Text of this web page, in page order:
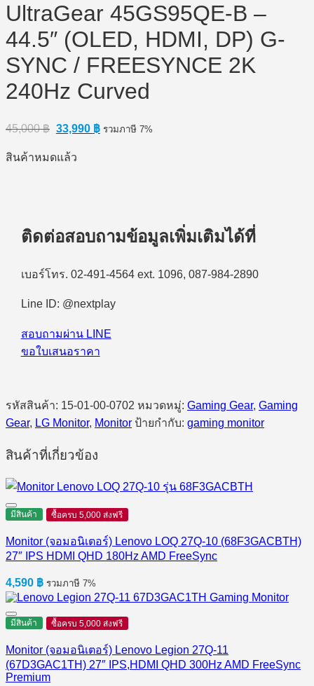
UltraGear 45GS95QE-B –
44.5″ (OLED, HDMI, DP) G-
SYNC / FREESYNCE 2K
240Hz Curved
45,000฿ Original
price
was:
33,990 ฿Current
price
รวมภาษี 7%
สินค้าหมดแล้ว
ติดต่อสอบถามข้อมูลเพิ่มเติมได้ที่
เบอร์โทร. 02-491-4564 ext. 1096, 087-984-2890
Line ID: @nextplay
สอบถามผ่าน LINE
ขอใบเสนอราคา
รหัสสินค้า: 15-01-00-0702 หมวดหมู่: Gaming Gear, Gaming
Gear, LG Monitor, Monitor ป้ายกำกับ: gaming monitor
สินค้าที่เกี่ยวข้อง
มีสินค้า ซื้อครบ 5,000 ส่งฟรี
Monitor (จอมอนิเตอร์) Lenovo LOQ 27Q-10 (68F3GACBTH)
27″ IPS HDMI QHD 180Hz AMD FreeSync
4,590 ฿ รวมภาษี 7%
มีสินค้า ซื้อครบ 5,000 ส่งฟรี
Monitor (จอมอนิเตอร์) Lenovo Legion 27Q-11
(67D3GAC1TH) 27″ IPS,HDMI QHD 300Hz AMD FreeSync
Premium